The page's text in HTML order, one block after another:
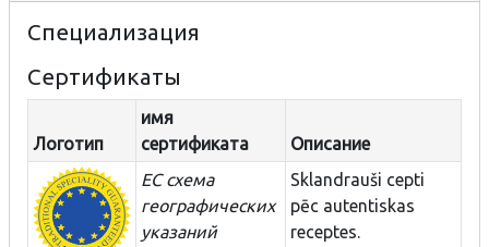
Специализация
Сертификаты
Логотип
имя
сертификата
Описание
ЕС схема
географических
указаний
Sklandrauši cepti
pēc autentiskas
receptes.